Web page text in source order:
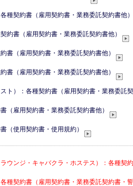
種契約書（雇用契約書・業務委託契約書他）
約書（雇用契約書・業務委託契約書他）
書（雇用契約書・業務委託契約書他）
書（雇用契約書・業務委託契約書他）
ト）：各種契約書（雇用契約書・業務委託
（雇用契約書・業務委託契約書他）
（使用契約書・使用規約）
ウンジ・キャバクラ・ホステス）：各種契
種契約書（雇用契約書・業務委託契約書・